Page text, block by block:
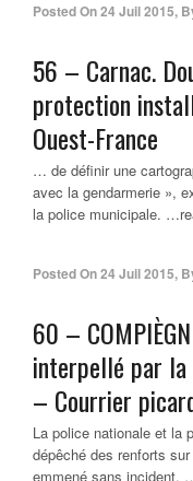
Posted On24 Juil 2015,
56 – Carnac.
protection
Ouest-France
… de définir une
avec la gendarmerie »,
la police municipale.
Posted On24 Juil 2015,
60 –
interpellé par la
– Courrier
La police nationale et la
dépêché des renforts
emmené sans incident.